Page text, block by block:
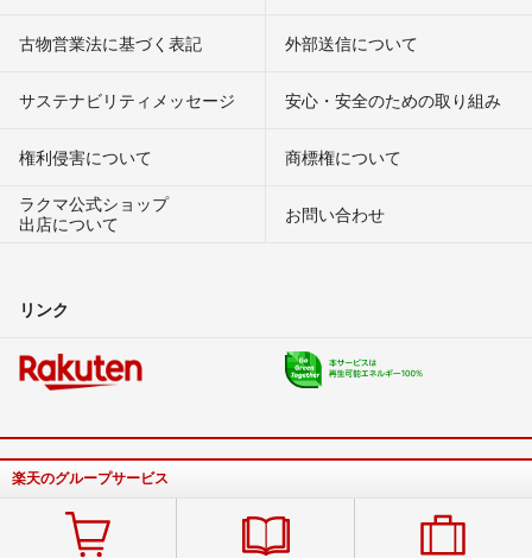
古物営業法に基づく表記 外部送信について
サステナビリティメッセージ 安心・安全のための取り組み
権利侵害について
商標権について
ラクマ公式ショップ
出店について
お問い合わせ
リンク
楽天のグループサービス